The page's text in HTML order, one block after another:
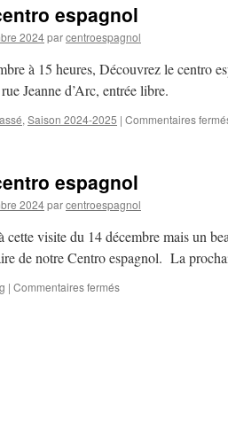
espagnol
2024parcentroespagnol
à 15 heures, Découvrez le centro
Jeanne d’Arc, entrée libre.
, Saison 2024-2025 | Commentaires
espagnol
2024parcentroespagnol
cette visite du 14 décembre mais un
de notre Centro espagnol. La
| Commentaires fermés